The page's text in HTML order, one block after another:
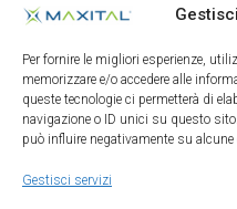
Per fornire le migliori esperienze,
memorizzare e/o accedere alle
queste tecnologie ci permetterà di
navigazione o ID unici su questo
può influire negativamente su
Gestisci servizi
Contatti
08.30 - 12.30 / 14 - 18
0522/909701
0522/909748